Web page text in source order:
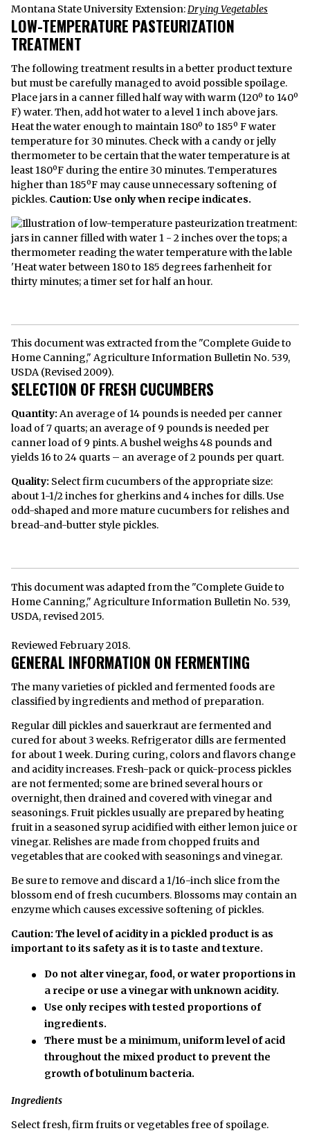
Montana State University Extension:Drying Vegetables
LOW-TEMPERATURE PASTEURIZATION
TREATMENT
The following treatment results in a better product texture
but must be carefully managed to avoid possible spoilage.
Place jars in a canner filled half way with warm (120º to 140º
F) water. Then, add hot water to a level 1 inch above jars.
Heat the water enough to maintain 180º to 185º F water
temperature for 30 minutes. Check with a candy or jelly
thermometer to be certain that the water temperature is at
least 180ºF during the entire 30 minutes. Temperatures
higher than 185ºF may cause unnecessary softening of
pickles. Caution: Use only when recipe indicates.
This document was extracted from the "Complete Guide to
Home Canning," Agriculture Information Bulletin No. 539,
USDA (Revised 2009).
SELECTION OF FRESH CUCUMBERS
Quantity: An average of 14 pounds is needed per canner
load of 7 quarts; an average of 9 pounds is needed per
canner load of 9 pints. A bushel weighs 48 pounds and
yields 16 to 24 quarts – an average of 2 pounds per quart.
Quality: Select firm cucumbers of the appropriate size:
about 1-1/2 inches for gherkins and 4 inches for dills. Use
odd-shaped and more mature cucumbers for relishes and
bread-and-butter style pickles.
This document was adapted from the "Complete Guide to
Home Canning," Agriculture Information Bulletin No. 539,
USDA, revised 2015.
Reviewed February 2018.
GENERAL INFORMATION ON FERMENTING
The many varieties of pickled and fermented foods are
classified by ingredients and method of preparation.
Regular dill pickles and sauerkraut are fermented and
cured for about 3 weeks. Refrigerator dills are fermented
for about 1 week. During curing, colors and flavors change
and acidity increases. Fresh-pack or quick-process pickles
are not fermented; some are brined several hours or
overnight, then drained and covered with vinegar and
seasonings. Fruit pickles usually are prepared by heating
fruit in a seasoned syrup acidified with either lemon juice or
vinegar. Relishes are made from chopped fruits and
vegetables that are cooked with seasonings and vinegar.
Be sure to remove and discard a 1/16-inch slice from the
blossom end of fresh cucumbers. Blossoms may contain an
enzyme which causes excessive softening of pickles.
Caution: The level of acidity in a pickled product is as
important to its safety as it is to taste and texture.
Do not alter vinegar, food, or water proportions in
a recipe or use a vinegar with unknown acidity.
Use only recipes with tested proportions of
ingredients.
There must be a minimum, uniform level of acid
throughout the mixed product to prevent the
growth of botulinum bacteria.
Ingredients
Select fresh, firm fruits or vegetables free of spoilage.